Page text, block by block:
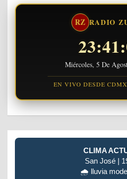
RZ RADIO
Miércoles, 5 De
EN VIVO DESDE CDMX
CLIMA
San José |
🌧️ lluvia